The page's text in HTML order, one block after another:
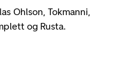
Ohlson, Tokmanni,
og Rusta.